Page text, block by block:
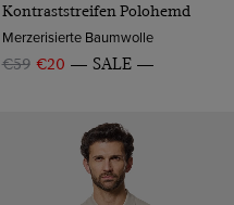
Kontraststreifen Polohemd
Merzerisierte Baumwolle
€59 €20 SALE